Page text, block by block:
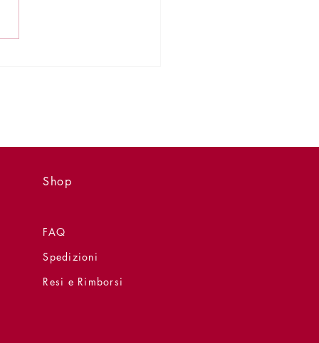
Shop
FAQ
Spedizioni
Resi e Rimborsi